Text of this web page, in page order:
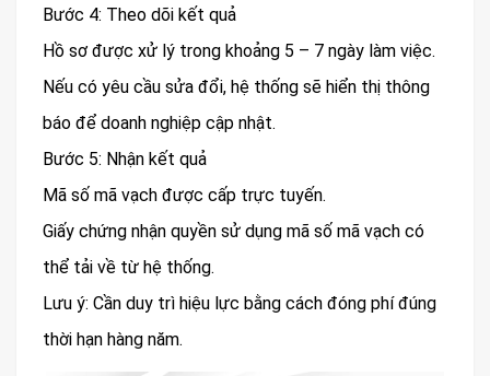
Bước 4: Theo dõi kết quả
Hồ sơ được xử lý trong khoảng 5 – 7 ngày làm việc.
Nếu có yêu cầu sửa đổi, hệ thống sẽ hiển thị thông
báo để doanh nghiệp cập nhật.
Bước 5: Nhận kết quả
Mã số mã vạch được cấp trực tuyến.
Giấy chứng nhận quyền sử dụng mã số mã vạch có
thể tải về từ hệ thống.
Lưu ý: Cần duy trì hiệu lực bằng cách đóng phí đúng
thời hạn hàng năm.